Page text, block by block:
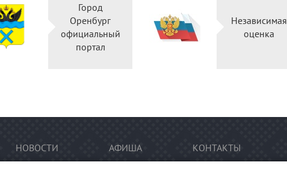
Город
Оренбург
официальный
портал
Независимая
оценка
НОВОСТИ АФИША КОНТАКТЫ